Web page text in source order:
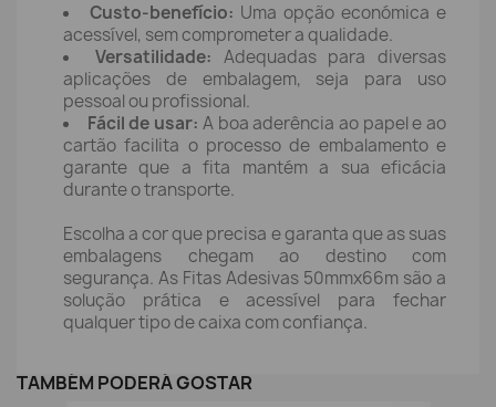
Custo-benefício: Uma opção económica e
acessível, sem comprometer a qualidade.
Versatilidade: Adequadas para diversas
aplicações de embalagem, seja para uso
pessoal ou profissional.
Fácil de usar: A boa aderência ao papel e ao
cartão facilita o processo de embalamento e
garante que a fita mantém a sua eficácia
durante o transporte.
Escolha a cor que precisa e garanta que as suas
embalagens chegam ao destino com
segurança. As Fitas Adesivas 50mmx66m são a
solução prática e acessível para fechar
qualquer tipo de caixa com confiança.
TAMBÉM PODERÁ GOSTAR